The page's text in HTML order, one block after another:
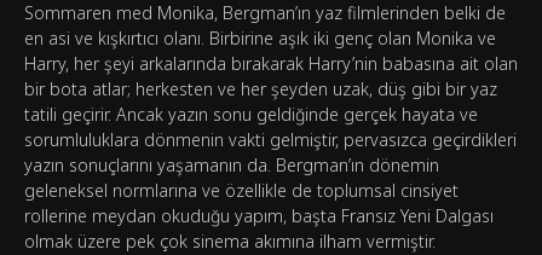
Sommaren med Monika, Bergman’ın yaz filmlerinden belki de
en asi ve kışkırtıcı olanı. Birbirine aşık iki genç olan Monika ve
Harry, her şeyi arkalarında bırakarak Harry’nin babasına ait olan
bir bota atlar; herkesten ve her şeyden uzak, düş gibi bir yaz
tatili geçirir. Ancak yazın sonu geldiğinde gerçek hayata ve
sorumluluklara dönmenin vakti gelmiştir, pervasızca geçirdikleri
yazın sonuçlarını yaşamanın da. Bergman’ın dönemin
geleneksel normlarına ve özellikle de toplumsal cinsiyet
rollerine meydan okuduğu yapım, başta Fransız Yeni Dalgası
olmak üzere pek çok sinema akımına ilham vermiştir.